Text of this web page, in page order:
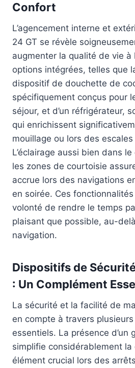
Confort
L’agencement interne et
24 GT se révèle
augmenter la qualité de vie
options intégrées, telles que
dispositif de douchette de
spécifiquement conçus pour
séjour, et d’un réfrigérateur,
qui enrichissent
mouillage ou lors des
L’éclairage aussi bien dans
les zones de courtoisie
accrue lors des navigations
en soirée. Ces
volonté de rendre le temps
plaisant que possible, au-
navigation.
Dispositifs de
: Un Complément
La sécurité et la facilité de
en compte à travers
essentiels. La présence d’un
simplifie considérablement la
élément crucial lors des